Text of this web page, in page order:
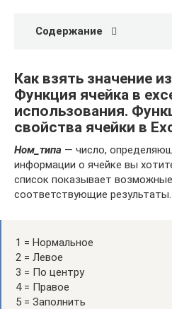
Содержание
Как взять значение
Функция ячейка в
использования.
свойства ячейки в
Ном_типа — число,
информации о ячейке вы
список показывает
соответствующие результаты.
1 = Нормальное
2 = Левое
3 = По центру
4 = Правое
5 = Заполнить